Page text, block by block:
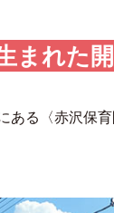
まれた
ある〈赤沢保